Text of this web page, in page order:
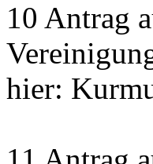
10 Antrag
hier: